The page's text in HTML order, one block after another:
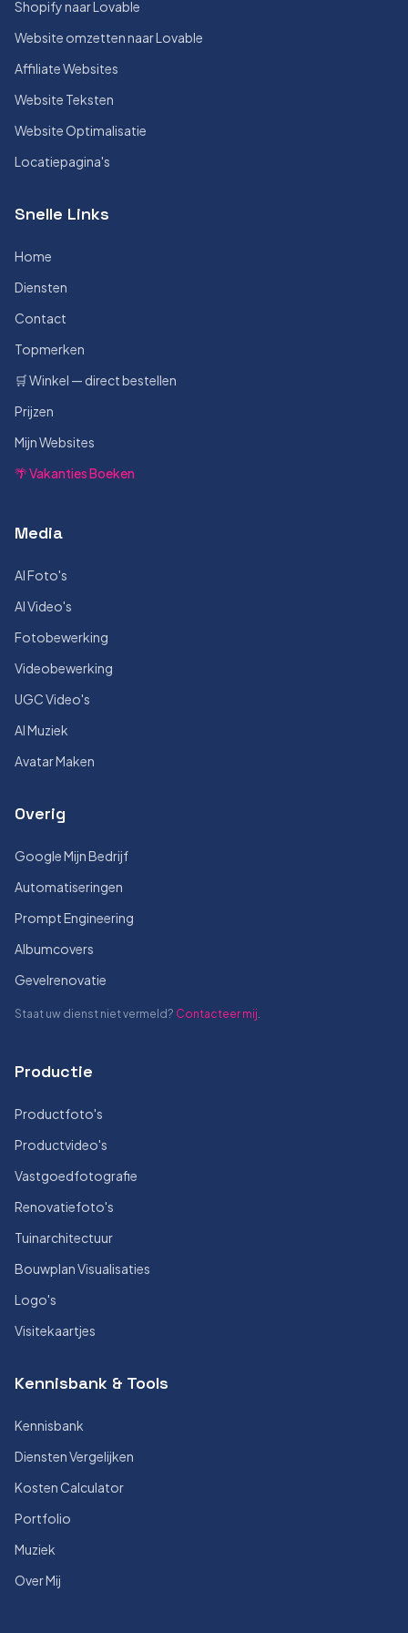
Shopify naar Lovable
Website omzetten naar Lovable
Affiliate Websites
Website Teksten
Website Optimalisatie
Locatiepagina's
Snelle Links
Home
Diensten
Contact
Topmerken
🛒 Winkel — direct bestellen
Prijzen
Mijn Websites
🌴 Vakanties Boeken
Media
AI Foto's
AI Video's
Fotobewerking
Videobewerking
UGC Video's
AI Muziek
Avatar Maken
Overig
Google Mijn Bedrijf
Automatiseringen
Prompt Engineering
Albumcovers
Gevelrenovatie
Staat uw dienst niet vermeld? Contacteer mij.
Productie
Productfoto's
Productvideo's
Vastgoedfotografie
Renovatiefoto's
Tuinarchitectuur
Bouwplan Visualisaties
Logo's
Visitekaartjes
Kennisbank & Tools
Kennisbank
Diensten Vergelijken
Kosten Calculator
Portfolio
Muziek
Over Mij